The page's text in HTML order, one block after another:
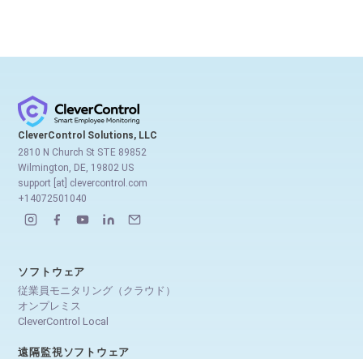
CleverControl Solutions, LLC
2810 N Church St STE 89852
Wilmington, DE, 19802 US
support [at] clevercontrol.com
+14072501040
ソフトウェア
従業員モニタリング（クラウド）
オンプレミス
CleverControl Local
遠隔監視ソフトウェア